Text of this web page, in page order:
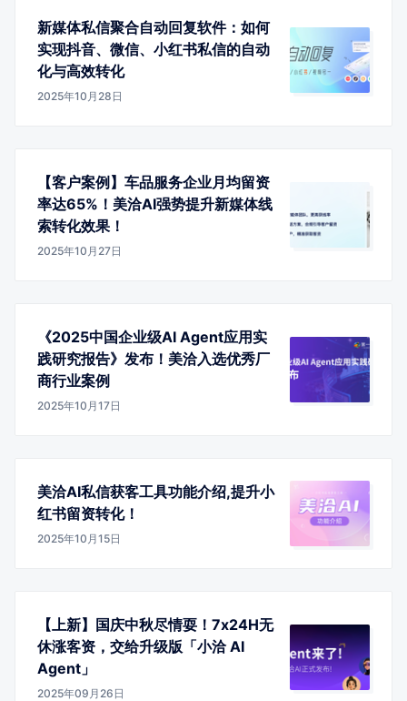
新媒体私信聚合自动回复软件：如何
实现抖音、微信、小红书私信的自动
化与高效转化
2025年10月28日
【客户案例】车品服务企业月均留资
率达65%！美洽AI强势提升新媒体线
索转化效果！
2025年10月27日
《2025中国企业级AI Agent应用实
践研究报告》发布！美洽入选优秀厂
商行业案例
2025年10月17日
美洽AI私信获客工具功能介绍,提升小
红书留资转化！
2025年10月15日
【上新】国庆中秋尽情耍！7x24H无
休涨客资，交给升级版「小洽 AI
Agent」
2025年09月26日